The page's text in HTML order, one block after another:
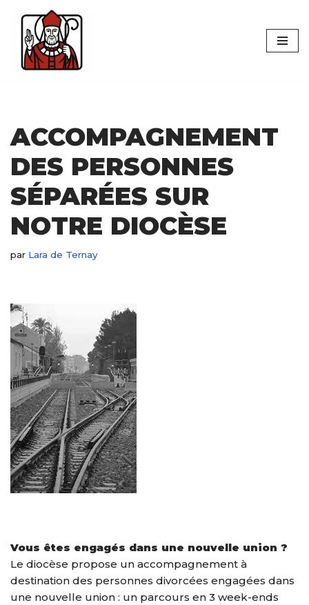
Aller
contenu
ACCOMPAGNEMENT
DES PERSONNES
SÉPARÉES SUR
NOTRE DIOCÈSE
par Lara de Ternay
Vous êtes engagés dans une nouvelle union ?
Le diocèse propose un accompagnement à
destination des personnes divorcées engagées dans
une nouvelle union : un parcours en 3 week-ends